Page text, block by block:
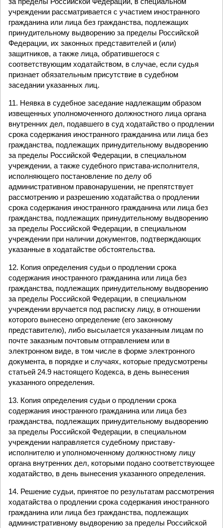
учреждении рассматривается с участием иностранного
гражданина или лица без гражданства, подлежащих
принудительному выдворению за пределы Российской
Федерации, их законных представителей и (или)
защитников, а также лица, обратившегося с
соответствующим ходатайством, в случае, если судья
признает обязательным присутствие в судебном
заседании указанных лиц.
11. Неявка в судебное заседание надлежащим образом
извещенных уполномоченного должностного лица органа
внутренних дел, подавшего в суд ходатайство о продлении
срока содержания иностранного гражданина или лица без
гражданства, подлежащих принудительному выдворению
за пределы Российской Федерации, в специальном
учреждении, а также судебного пристава-исполнителя,
исполняющего постановление по делу об
административном правонарушении, не препятствует
рассмотрению и разрешению ходатайства о продлении
срока содержания иностранного гражданина или лица без
гражданства, подлежащих принудительному выдворению
за пределы Российской Федерации, в специальном
учреждении при наличии документов, подтверждающих
указанные в ходатайстве обстоятельства.
12. Копия определения судьи о продлении срока
содержания иностранного гражданина или лица без
гражданства, подлежащих принудительному выдворению
за пределы Российской Федерации, в специальном
учреждении вручается под расписку лицу, в отношении
которого вынесено определение (его законному
представителю), либо высылается указанным лицам по
почте заказным почтовым отправлением или в
электронном виде, в том числе в форме электронного
документа, в порядке и случаях, которые предусмотрены
статьей 24.9 настоящего Кодекса, в день вынесения
указанного определения.
13. Копия определения судьи о продлении срока
содержания иностранного гражданина или лица без
гражданства, подлежащих принудительному выдворению
за пределы Российской Федерации, в специальном
учреждении направляется судебному приставу-
исполнителю и уполномоченному должностному лицу
органа внутренних дел, которыми подано соответствующее
ходатайство, в день вынесения указанного определения.
14. Решение судьи, принятое по результатам рассмотрения
ходатайства о продлении срока содержания иностранного
гражданина или лица без гражданства, подлежащих
административному выдворению за пределы Российской